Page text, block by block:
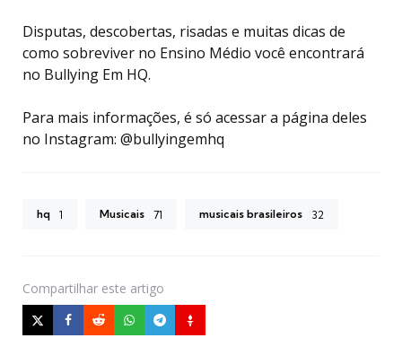
Disputas, descobertas, risadas e muitas dicas de
como sobreviver no Ensino Médio você encontrará
no Bullying Em HQ.
Para mais informações, é só acessar a página deles
no Instagram: @bullyingemhq
hq 1 Musicais 71 musicais brasileiros 32
Compartilhar este artigo